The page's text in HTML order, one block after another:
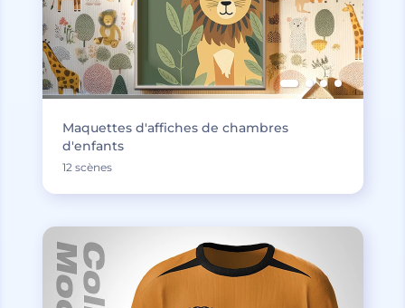
Maquettes d'affiches de chambres
d'enfants
12 scènes